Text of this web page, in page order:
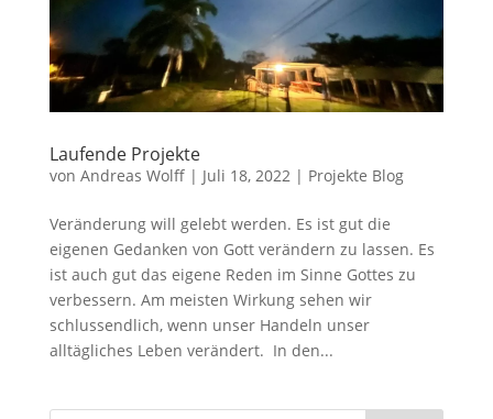
Laufende Projekte
von Andreas Wolff| Juli 18, 2022| Projekte Blog
Veränderung will gelebt werden. Es ist gut die
eigenen Gedanken von Gott verändern zu lassen. Es
ist auch gut das eigene Reden im Sinne Gottes zu
verbessern. Am meisten Wirkung sehen wir
schlussendlich, wenn unser Handeln unser
alltägliches Leben verändert. In den...